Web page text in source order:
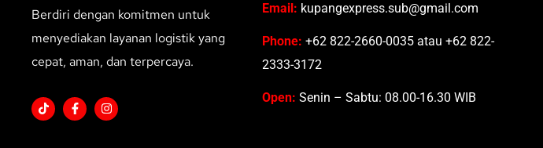
Berdiri dengan komitmen untuk
menyediakan layanan logistik yang
cepat, aman, dan terpercaya.
Email: kupangexpress.sub@gmail.com
Phone: +62 822-2660-0035 atau +62 822-
2333-3172
Open: Senin – Sabtu: 08.00-16.30 WIB